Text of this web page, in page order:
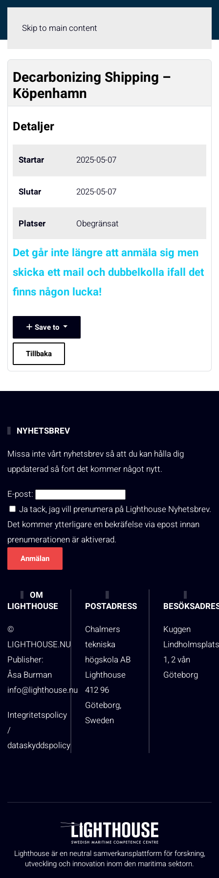
Skip to main content
Decarbonizing Shipping –
Köpenhamn
Detaljer
Startar 2025-05-07
Slutar 2025-05-07
Platser Obegränsat
Det går inte längre att anmäla sig men
skicka ett mail och dubbelkolla ifall det
finns någon lucka!
Save to
Tillbaka
NYHETSBREV
Missa inte vårt nyhetsbrev så att du kan hålla dig
uppdaterad så fort det kommer något nytt.
E-post:
Ja tack, jag vill prenumera på Lighthouse Nyhetsbrev.
Det kommer ytterligare en bekräfelse via epost innan
prenumerationen är aktiverad.
OM
LIGHTHOUSE
©
LIGHTHOUSE.NU
Publisher:
Åsa Burman
info@lighthouse.nu
Integritetspolicy
/
dataskyddspolicy
POSTADRESS
Chalmers
tekniska
högskola AB
Lighthouse
412 96
Göteborg,
Sweden
Kuggen
1, 2 vån
Göteborg
Lighthouse är en neutral samverkansplattform för forskning,
utveckling och innovation inom den maritima sektorn.